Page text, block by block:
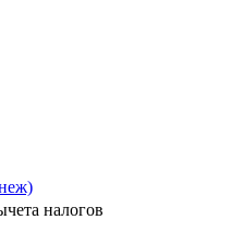
налогов